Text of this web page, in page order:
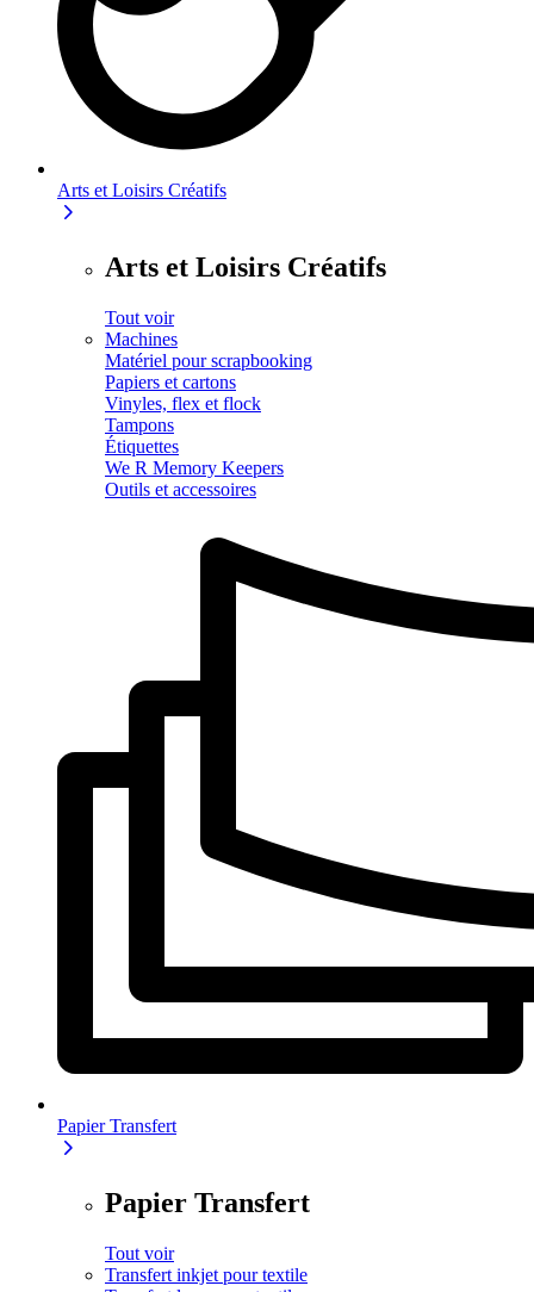
Arts et Loisirs Créatifs
Arts et Loisirs Créatifs
Tout voir
Machines
Matériel pour scrapbooking
Papiers et cartons
Vinyles, flex et flock
Tampons
Étiquettes
We R Memory Keepers
Outils et accessoires
Papier Transfert
Papier Transfert
Tout voir
Transfert inkjet pour textile